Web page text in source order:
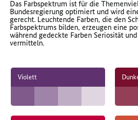
Das Farbspektrum ist für die
Bundesregierung optimiert und wird
gerecht. Leuchtende Farben, die den
Farbspektrums bilden, erzeugen eine
während gedeckte Farben Seriosität
vermitteln.
Violett